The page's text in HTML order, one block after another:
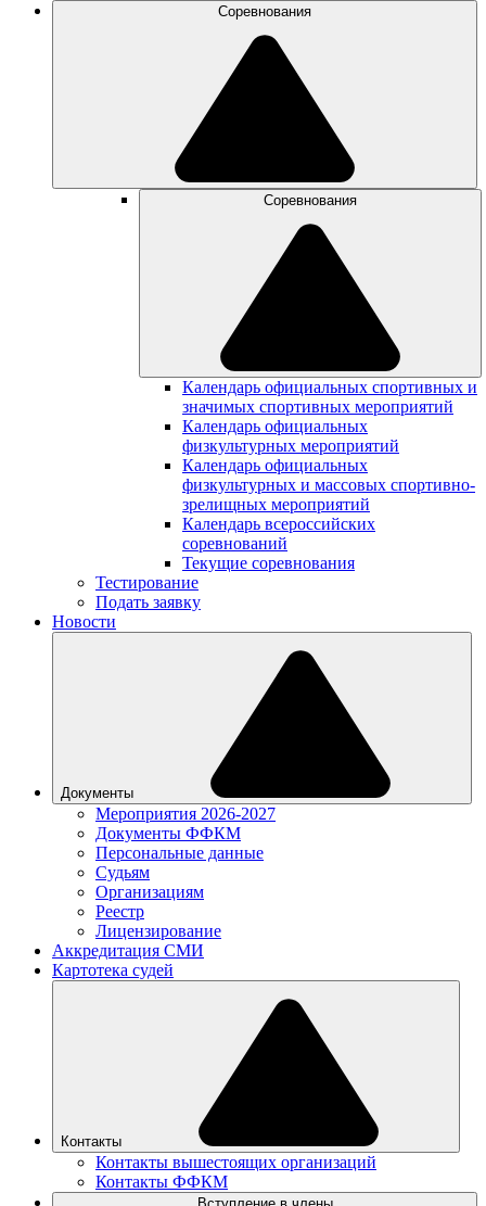
Соревнования
Соревнования
Календарь официальных спортивных и
значимых спортивных мероприятий
Календарь официальных
физкультурных мероприятий
Календарь официальных
физкультурных и массовых спортивно-
зрелищных мероприятий
Календарь всероссийских
соревнований
Текущие соревнования
Тестирование
Подать заявку
Новости
Документы
Мероприятия 2026-2027
Документы ФФКМ
Персональные данные
Судьям
Организациям
Реестр
Лицензирование
Аккредитация СМИ
Картотека судей
Контакты
Контакты вышестоящих организаций
Контакты ФФКМ